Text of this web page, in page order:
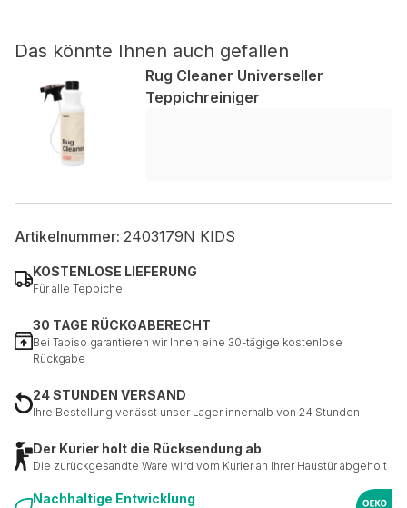
Das könnte Ihnen auch gefallen
Rug Cleaner Universeller
Teppichreiniger
Artikelnummer: 2403179N KIDS
KOSTENLOSE LIEFERUNG
Für alle Teppiche
30 TAGE RÜCKGABERECHT
Bei Tapiso garantieren wir Ihnen eine 30-tägige kostenlose
Rückgabe
24 STUNDEN VERSAND
Ihre Bestellung verlässt unser Lager innerhalb von 24 Stunden
Der Kurier holt die Rücksendung ab
Die zurückgesandte Ware wird vom Kurier an Ihrer Haustür abgeholt
Nachhaltige Entwicklung
Nicht kategorisiert.
Andere nicht kategorisierte Cookies sind solche, die
analysiert werden und noch keiner Kategorie zugeordnet
wurden.